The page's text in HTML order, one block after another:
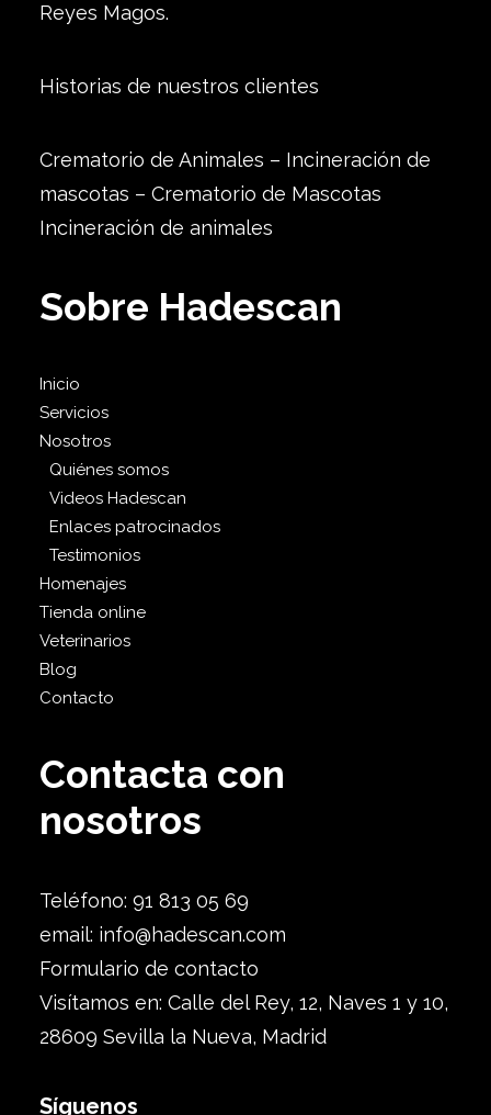
Reyes Magos.
Historias de nuestros clientes
Crematorio de Animales – Incineración de
mascotas – Crematorio de Mascotas
Incineración de animales
Sobre Hadescan
Inicio
Servicios
Nosotros
Quiénes somos
Videos Hadescan
Enlaces patrocinados
Testimonios
Homenajes
Tienda online
Veterinarios
Blog
Contacto
Contacta con
nosotros
Teléfono: 91 813 05 69
email: info@hadescan.com
Formulario de contacto
Visítamos en: Calle del Rey, 12, Naves 1 y 10,
28609 Sevilla la Nueva, Madrid
Síguenos